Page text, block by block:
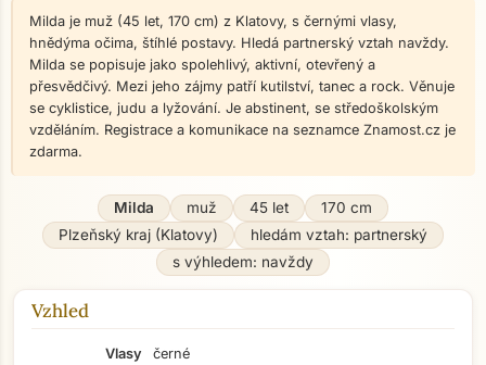
Milda je muž (45 let, 170 cm) z Klatovy, s černými vlasy,
hnědýma očima, štíhlé postavy. Hledá partnerský vztah navždy.
Milda se popisuje jako spolehlivý, aktivní, otevřený a
přesvědčivý. Mezi jeho zájmy patří kutilství, tanec a rock. Věnuje
se cyklistice, judu a lyžování. Je abstinent, se středoškolským
vzděláním. Registrace a komunikace na seznamce Znamost.cz je
zdarma.
Milda muž 45 let
170 cm
Plzeňský kraj (Klatovy)
hledám vztah: partnerský
s výhledem: navždy
Vzhled
Vlasy
černé